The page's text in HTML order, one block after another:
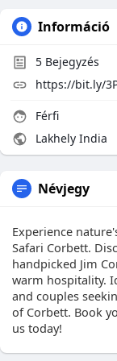
Információ
5 Bejegyzés
https://bit.ly/
Férfi
Lakhely India
Névjegy
Experience
Safari Corbett.
handpicked Jim
warm hospitality.
and couples
of Corbett. Book
us today!